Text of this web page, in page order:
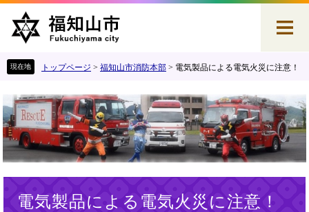
す
。
し
て
本
文
トップページ > 福知山市消防本部 > 電気製品による電気火災に注意！
電気製品による電気火災に注意！